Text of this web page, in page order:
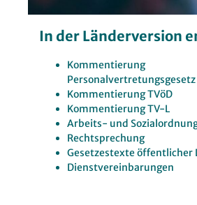
In der Länderversion
Kommentierung
Kommentierung TVöD
Kommentierung TV-L
Arbeits- und
Rechtsprechung
Gesetzestexte öffentlicher
Dienstvereinbarungen